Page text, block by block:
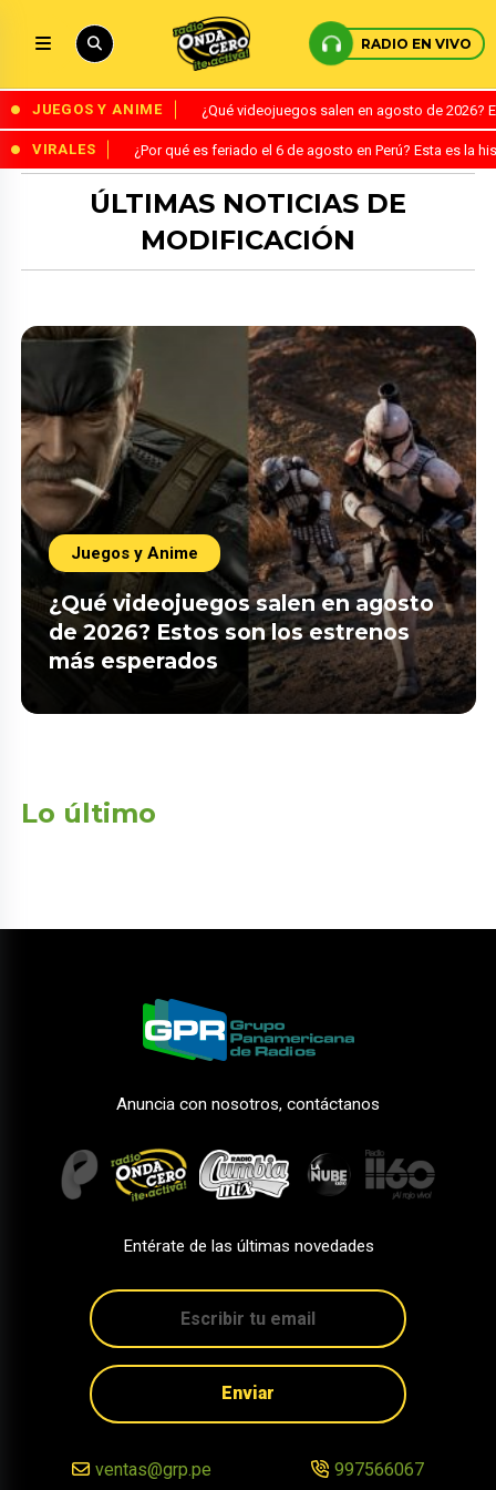
RADIO EN VIVO
JUEGOS Y ANIME ¿Qué videojuegos salen en agosto de
VIRALES ¿Por qué es feriado el 6 de agosto en Perú? Esta es la
ÚLTIMAS NOTICIAS DE
MODIFICACIÓN
Juegos y Anime
¿Qué videojuegos salen en agosto
de 2026? Estos son los estrenos
más esperados
Lo último
Anuncia con nosotros, contáctanos
Entérate de las últimas novedades
Enviar
ventas@grp.pe 997566067